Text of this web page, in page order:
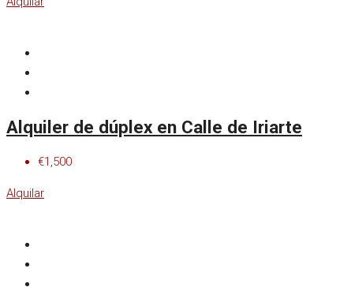
Alquiler de dúplex en Calle de Iriarte
€1,500
Alquilar